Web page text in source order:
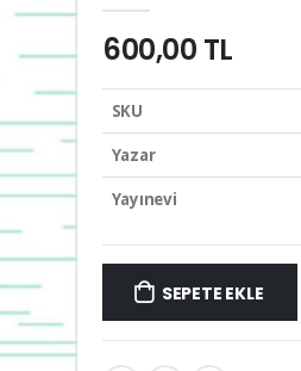
600,00 TL
SKU
Yazar
Yayınevi
SEPETE EKLE